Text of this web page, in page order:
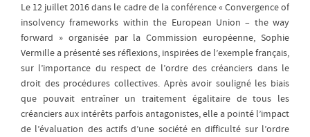
Le 12 juillet 2016 dans le cadre de la conférence « Convergence of
insolvency frameworks within the European Union – the way
forward » organisée par la Commission européenne, Sophie
Vermille a présenté ses réflexions, inspirées de l’exemple français,
sur l’importance du respect de l’ordre des créanciers dans le
droit des procédures collectives. Après avoir souligné les biais
que pouvait entraîner un traitement égalitaire de tous les
créanciers aux intérêts parfois antagonistes, elle a pointé l’impact
de l’évaluation des actifs d’une société en difficulté sur l’ordre